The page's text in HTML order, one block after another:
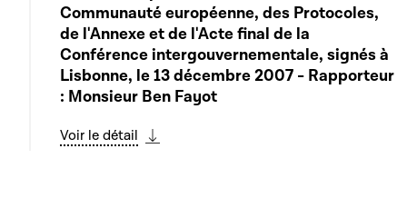
Communauté européenne, des Protocoles,
de l'Annexe et de l'Acte final de la
Conférence intergouvernementale, signés à
Lisbonne, le 13 décembre 2007 - Rapporteur
: Monsieur Ben Fayot
Voir le détail